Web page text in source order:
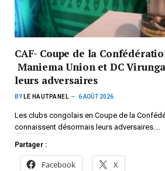
CAF- Coupe de la
Maniema Union et DC
leurs adversaires
BY LE HAUTPANEL 6 AOÛT 2026
Les clubs congolais en Coupe de la
connaissent désormais leurs adversaires.…
Partager :
Facebook X